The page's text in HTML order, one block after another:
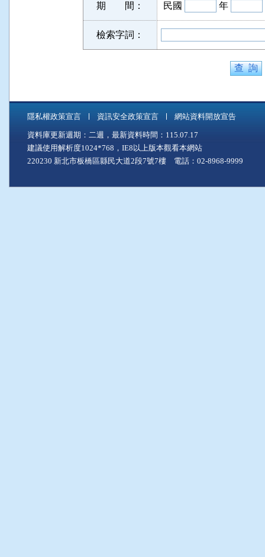
期 間： 民國 年
檢索字詞：
隱私權政策宣言 資訊安全政策宣言 網站資料開放宣告
資料庫更新週期：二週，最新資料時間：115.07.17
建議使用解析度1024*768，IE8以上版本觀看本網站
220230 新北市板橋區縣民大道2段7號7樓 電話：02-8968-9999